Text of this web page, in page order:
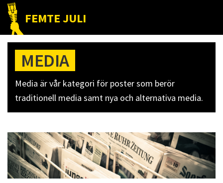
Hoppa
huvudnavigering
Hoppa
huvudinnehåll
Hoppa
det
primära
sidofältet
FEMTE JULI
Nätet
till
folket!MEDIA
Media är vår kategori för poster som berör
traditionell media samt nya och alternativa media.